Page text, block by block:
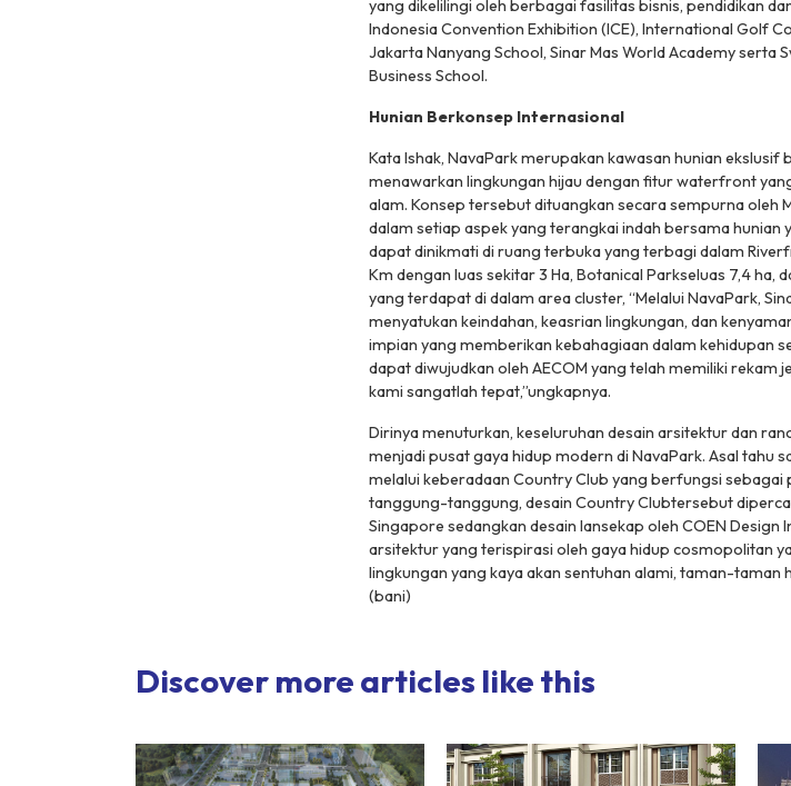
yang dikelilingi oleh berbagai fasilitas bisnis, pendidikan
Indonesia Convention Exhibition (ICE), International Golf
Jakarta Nanyang School, Sinar Mas World Academy serta
Business School.
Hunian Berkonsep Internasional
Kata Ishak, NavaPark merupakan kawasan hunian
menawarkan lingkungan hijau dengan fitur waterfront
alam. Konsep tersebut dituangkan secara sempurna oleh
dalam setiap aspek yang terangkai indah bersama
dapat dinikmati di ruang terbuka yang terbagi dalam
Km dengan luas sekitar 3 Ha, Botanical Parkseluas 7,4 ha,
yang terdapat di dalam area cluster, “Melalui NavaPark,
menyatukan keindahan, keasrian lingkungan, dan
impian yang memberikan kebahagiaan dalam kehidupan
dapat diwujudkan oleh AECOM yang telah memiliki rekam
kami sangatlah tepat,”ungkapnya.
Dirinya menuturkan, keseluruhan desain arsitektur dan
menjadi pusat gaya hidup modern di NavaPark. Asal tahu
melalui keberadaan Country Club yang berfungsi sebagai
tanggung-tanggung, desain Country Clubtersebut
Singapore sedangkan desain lansekap oleh COEN
arsitektur yang terispirasi oleh gaya hidup cosmopolitan
lingkungan yang kaya akan sentuhan alami, taman-taman
(bani)
Discover more articles like this